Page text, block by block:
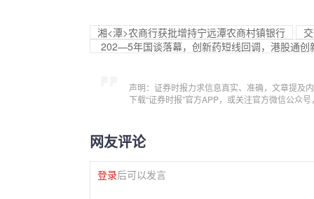
湘<潭>农商行获批增持宁远潭农商村镇银行
202—5年国谈落幕，创新药短线回调，港股通
声明：证券时报力求信息真实、准确，文章提及
下载“证券时报”官方APP，或关注官方微信公众
网友评论
登录后可以发言